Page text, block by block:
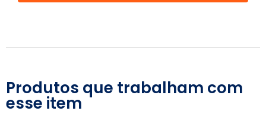
Produtos que trabalham com
esse item